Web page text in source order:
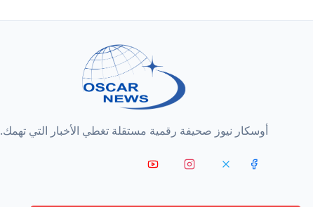
أوسكار نيوز صحيفة رقمية مستقلة تغطي الأخبار التي تهمك.